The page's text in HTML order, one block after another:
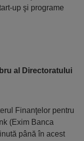
up şi programe
al Directoratului
Finanţelor pentru
(Exim Banca
până în acest